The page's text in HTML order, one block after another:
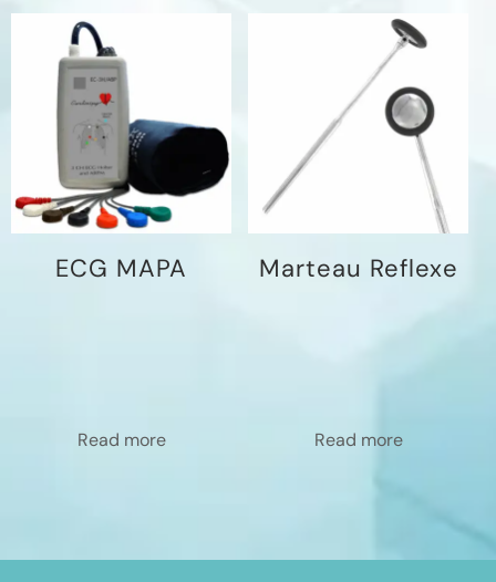
ECG MAPA
Read more
Marteau Reflexe
Read more